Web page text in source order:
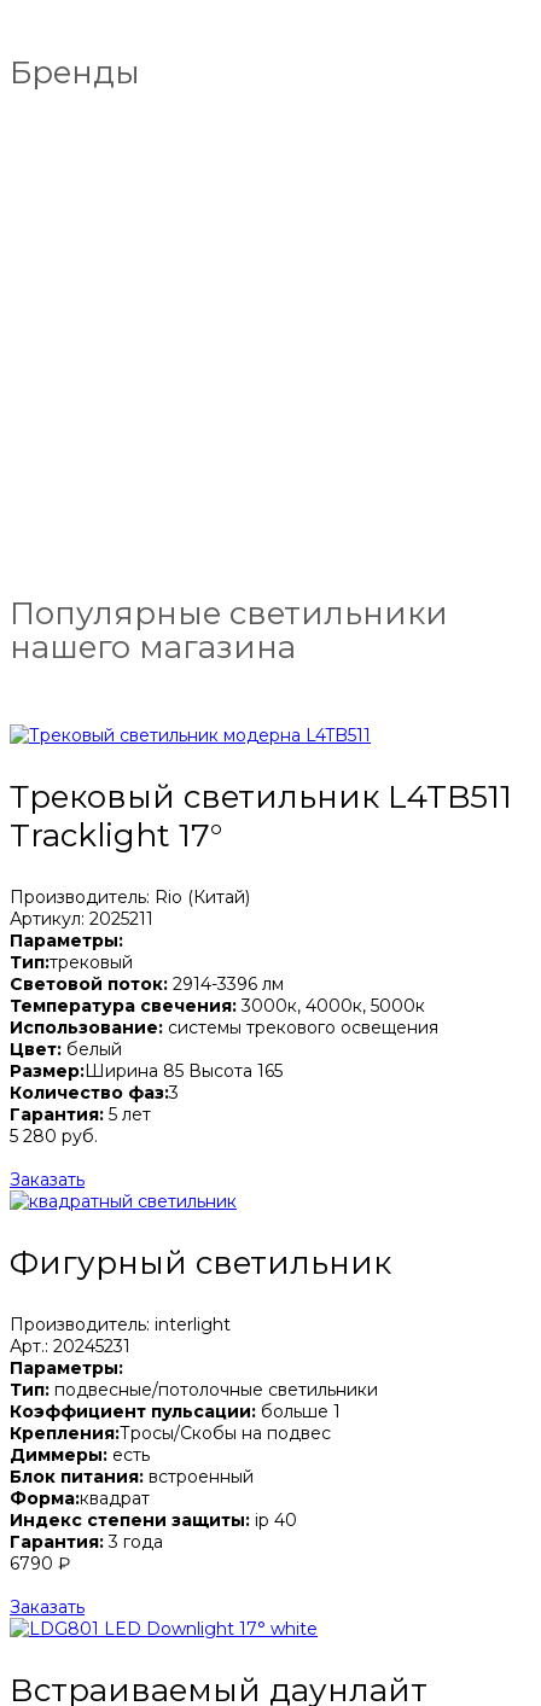
Бренды
Популярные светильники
нашего магазина
Трековый светильник L4TB511
Tracklight 17°
Производитель: Rio (Китай)
Артикул: 2025211
Параметры:
Тип:трековый
Световой поток: 2914-3396 лм
Температура свечения:3000к, 4000к, 5000к
Использование: системы трекового освещения
Цвет: белый
Размер:Ширина 85 Высота 165
Количество фаз:3
Гарантия: 5 лет
5 280 руб.
Заказать
Фигурный светильник
Производитель: interlight
Арт.: 20245231
Параметры:
Тип: подвесные/потолочные светильники
Коэффициент пульсации: больше 1
Крепления:Тросы/Скобы на подвес
Диммеры: есть
Блок питания: встроенный
Форма:квадрат
Индекс степени защиты: ip 40
Гарантия:3 года
6790 ₽
Заказать
Встраиваемый даунлайт